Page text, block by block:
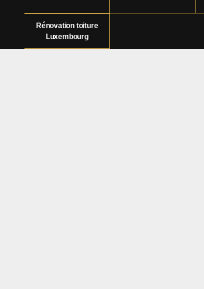
Rénovation toiture
Luxembourg